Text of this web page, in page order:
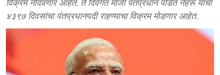
विक्रम नोंदवणार आहेत. ते दिवंगत माजी पंतप्रधान पंडित नेहरू यांचा
४३९७ दिवसांचा पंतप्रधानपदी राहण्याचा विक्रम मोडणार आहेत.